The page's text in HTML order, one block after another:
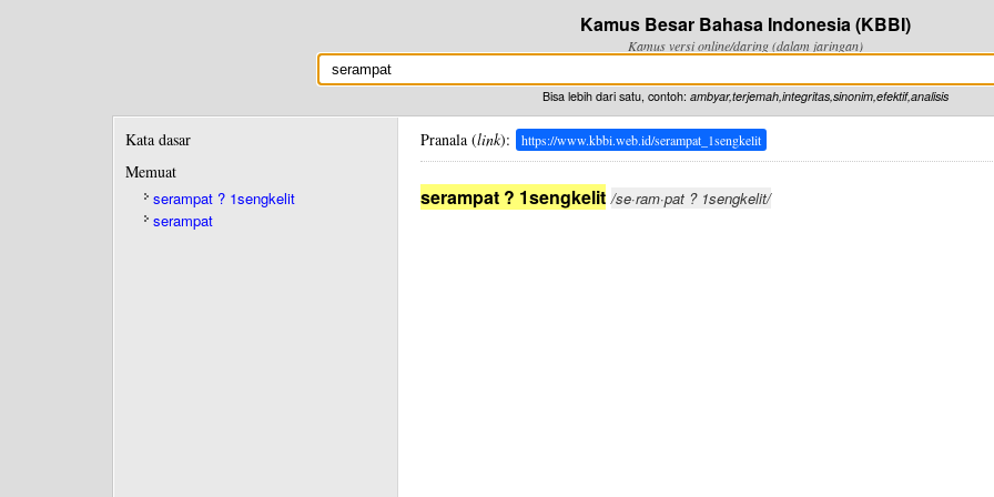
Kamus Besar Bahasa Indonesia (KBBI)
Kamus versi online/daring (dalam jaringan)
Bisa lebih dari satu, contoh: ambyar,terjemah,integritas,sinonim,efektif,analisis
Kata dasar
Memuat
serampat ? 1sengkelit
serampat
Pranala (link): https://www.kbbi.web.id/serampat_1sengkelit
serampat ? 1sengkelit /se·ram·pat ? 1sengkelit/